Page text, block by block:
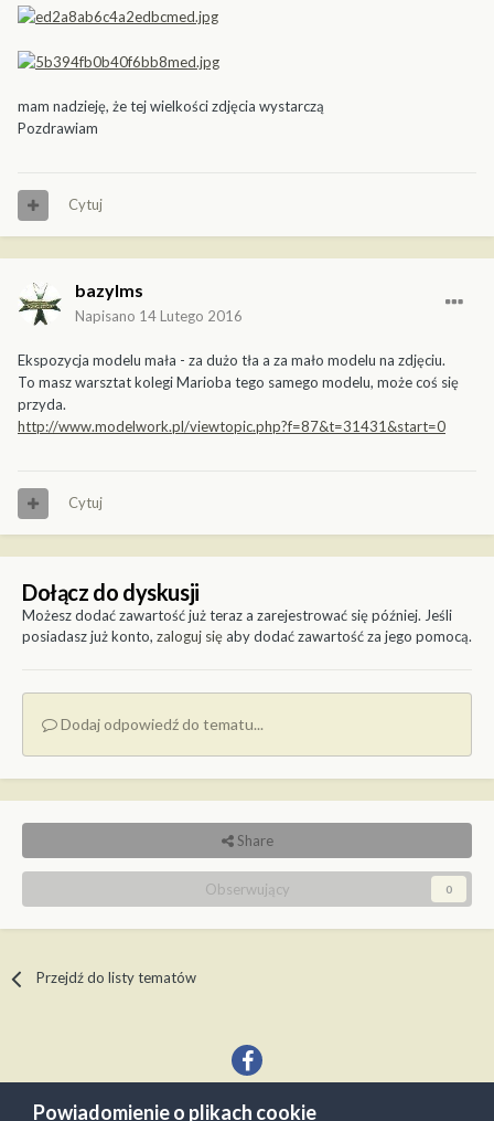
mam nadzieję, że tej wielkości zdjęcia wystarczą
Pozdrawiam
Cytuj
bazylms
Napisano 14 Lutego 2016
Ekspozycja modelu mała - za dużo tła a za mało modelu na zdjęciu.
To masz warsztat kolegi Marioba tego samego modelu, może coś się
przyda.
http://www.modelwork.pl/viewtopic.php?f=87&t=31431&start=0
Cytuj
Dołącz do dyskusji
Możesz dodać zawartość już teraz a zarejestrować się później. Jeśli
posiadasz już konto, zaloguj sięaby dodać zawartość za jego pomocą.
Dodaj odpowiedź do tematu...
Share
Obserwujący 0
Przejdź do listy tematów
Język Kontakt
Powiadomienie o plikach cookie